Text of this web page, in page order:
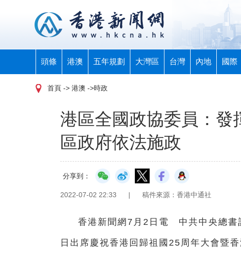
頭條 港澳 五年規劃 大灣區 台灣 內地 國際
首頁 -> 港澳 ->時政
港區全國政協委員：發
區政府依法施政
分享到：
2022-07-02 22:33 | 稿件來源：香港中通社
香港新聞網7月2日電 中共中央總書
日出席慶祝香港回歸祖國25周年大會暨